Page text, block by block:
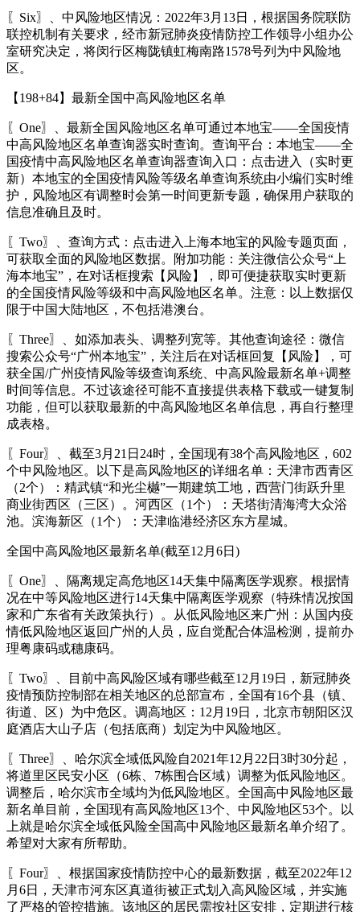
〖Six〗、中风险地区情况：2022年3月13日，根据国务院联防
联控机制有关要求，经市新冠肺炎疫情防控工作领导小组办公
室研究决定，将闵行区梅陇镇虹梅南路1578号列为中风险地
区。
【198+84】最新全国中高风险地区名单
〖One〗、最新全国风险地区名单可通过本地宝——全国疫情
中高风险地区名单查询器实时查询。查询平台：本地宝——全
国疫情中高风险地区名单查询器查询入口：点击进入（实时更
新）本地宝的全国疫情风险等级名单查询系统由小编们实时维
护，风险地区有调整时会第一时间更新专题，确保用户获取的
信息准确且及时。
〖Two〗、查询方式：点击进入上海本地宝的风险专题页面，
可获取全面的风险地区数据。附加功能：关注微信公众号“上
海本地宝”，在对话框搜索【风险】，即可便捷获取实时更新
的全国疫情风险等级和中高风险地区名单。注意：以上数据仅
限于中国大陆地区，不包括港澳台。
〖Three〗、如添加表头、调整列宽等。其他查询途径：微信
搜索公众号“广州本地宝”，关注后在对话框回复【风险】，可
获全国/广州疫情风险等级查询系统、中高风险最新名单+调整
时间等信息。不过该途径可能不直接提供表格下载或一键复制
功能，但可以获取最新的中高风险地区名单信息，再自行整理
成表格。
〖Four〗、截至3月21日24时，全国现有38个高风险地区，602
个中风险地区。以下是高风险地区的详细名单：天津市西青区
（2个）：精武镇“和光尘樾”一期建筑工地，西营门街跃升里
商业街西区（三区）。河西区（1个）：天塔街清海湾大众浴
池。滨海新区（1个）：天津临港经济区东方星城。
全国中高风险地区最新名单(截至12月6日)
〖One〗、隔离规定高危地区14天集中隔离医学观察。根据情
况在中等风险地区进行14天集中隔离医学观察（特殊情况按国
家和广东省有关政策执行）。从低风险地区来广州：从国内疫
情低风险地区返回广州的人员，应自觉配合体温检测，提前办
理粤康码或穗康码。
〖Two〗、目前中高风险区域有哪些截至12月19日，新冠肺炎
疫情预防控制部在相关地区的总部宣布，全国有16个县（镇、
街道、区）为中危区。调高地区：12月19日，北京市朝阳区汉
庭酒店大山子店（包括底商）划定为中风险地区。
〖Three〗、哈尔滨全域低风险自2021年12月22日3时30分起，
将道里区民安小区（6栋、7栋围合区域）调整为低风险地区。
调整后，哈尔滨市全域均为低风险地区。全国高中风险地区最
新名单目前，全国现有高风险地区13个、中风险地区53个。以
上就是哈尔滨全域低风险全国高中风险地区最新名单介绍了。
希望对大家有所帮助。
〖Four〗、根据国家疫情防控中心的最新数据，截至2022年12
月6日，天津市河东区真道街被正式划入高风险区域，并实施
了严格的管控措施。该地区的居民需按社区安排，定期进行核